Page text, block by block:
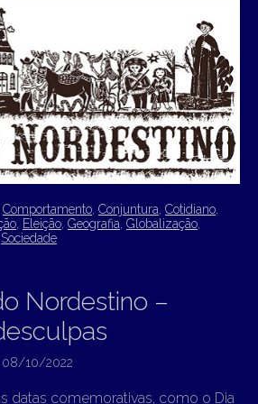
Comportamento Conjuntura Cotidiano
Eleição Geografia Globalização
Sociedade
Nordestino –
08/10/2022
datas comemorativas, como o Dia